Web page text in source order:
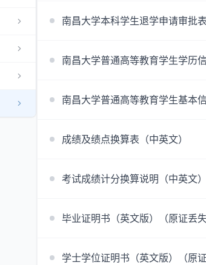
南昌大学本科学生退学申请审批表
南昌大学普通高等教育学生学历
南昌大学普通高等教育学生基本
成绩及绩点换算表（中英文）
考试成绩计分换算说明（中英文）
毕业证明书（英文版）（原证丢
学士学位证明书（英文版）（原